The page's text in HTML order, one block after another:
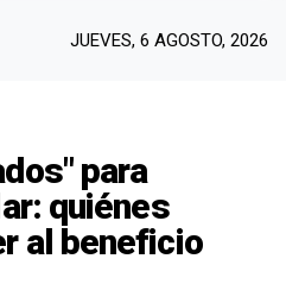
JUEVES, 6 AGOSTO, 2026
para
quiénes
al beneficio